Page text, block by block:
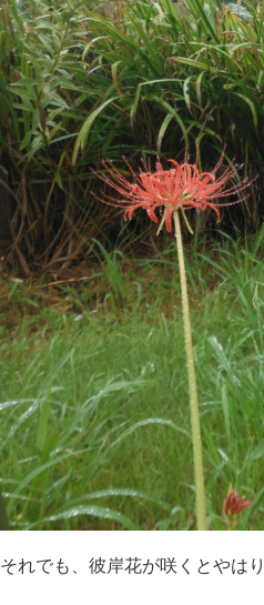
それでも、彼岸花が咲くとやは